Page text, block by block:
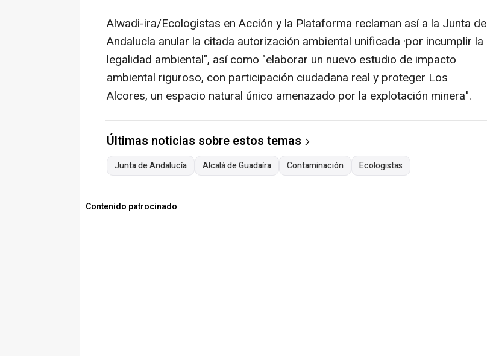
Alwadi-ira/Ecologistas en Acción y la Plataforma reclaman así a la Junta de
Andalucía anular la citada autorización ambiental unificada ·por incumplir la
legalidad ambiental", así como "elaborar un nuevo estudio de impacto
ambiental riguroso, con participación ciudadana real y proteger Los
Alcores, un espacio natural único amenazado por la explotación minera".
Últimas noticias sobre estos temas
Junta de Andalucía Alcalá de Guadaíra Contaminación Ecologistas
Contenido patrocinado